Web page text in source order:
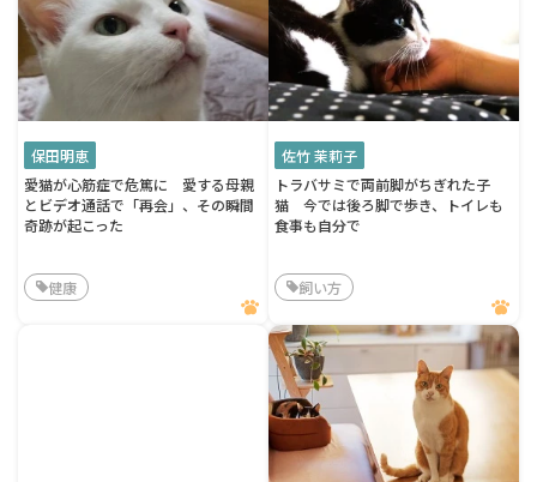
保田明恵
愛猫が心筋症で危篤に 愛する母親
とビデオ通話で「再会」、その瞬間
奇跡が起こった
健康
佐竹 茉莉子
トラバサミで両前脚がちぎれた子
猫 今では後ろ脚で歩き、トイレも
食事も自分で
飼い方